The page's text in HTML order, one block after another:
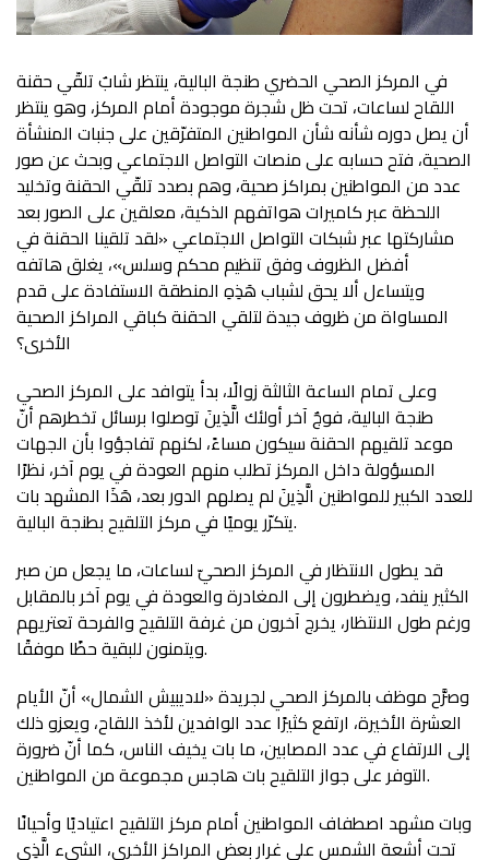
في المركز الصحي الحضري طنجة البالية، ينتظر شابٌ تلقّي حقنة
اللقاح لساعات، تحت ظل شجرة موجودة أمام المركز، وهو ينتظر
أن يصل دوره شأنه شأن المواطنين المتفرّقين على جنبات المنشأة
الصحية، فتح حسابه على منصات التواصل الاجتماعي وبحث عن صور
عدد من المواطنين بمراكز صحية، وهم بصدد تلقّي الحقنة وتخليد
اللحظة عبر كاميرات هواتفهم الذكية، معلقين على الصور بعد
مشاركتها عبر شبكات التواصل الاجتماعي «لقد تلقينا الحقنة في
أفضل الظروف وفق تنظيم محكم وسلس»، يغلق هاتفه
ويتساءل ألا يحق لشباب هَذِهِ المنطقة الاستفادة على قدم
المساواة من ظروف جيدة لتلقي الحقنة كباقي المراكز الصحية
الأخرى؟
وعلى تمام الساعة الثالثة زوالًا، بدأ يتوافد على المركز الصحي
طنجة البالية، فوجٌ آخر أولئك الَّذِينَ توصلوا برسائل تخطرهم أنّ
موعد تلقيهم الحقنة سيكون مساءً، لكنهم تفاجؤوا بأن الجهات
المسؤولة داخل المركز تطلب منهم العودة في يوم آخر، نظرًا
للعدد الكبير للمواطنين الَّذِينَ لم يصلهم الدور بعد، هَذَا المشهد بات
يتكرّر يوميًا في مركز التلقيح بطنجة البالية.
قد يطول الانتظار في المركز الصحيّ لساعات، ما يجعل من صبر
الكثير ينفد، ويضطرون إلى المغادرة والعودة في يوم آخر بالمقابل
ورغم طول الانتظار، يخرج آخرون من غرفة التلقيح والفرحة تعتريهم
ويتمنون للبقية حظًا موفقًا.
وصرَّح موظف بالمركز الصحي لجريدة «لاديبيش الشمال» أنّ الأيام
العشرة الأخيرة، ارتفع كثيرًا عدد الوافدين لأخذ اللقاح، ويعزو ذلك
إلى الارتفاع في عدد المصابين، ما بات يخيف الناس، كما أنّ ضرورة
التوفر على جواز التلقيح بات هاجس مجموعة من المواطنين.
وبات مشهد اصطفاف المواطنين أمام مركز التلقيح اعتياديًا وأحيانًا
تحت أشعة الشمس على غرار بعض المراكز الأخرى، الشيء الَّذِي